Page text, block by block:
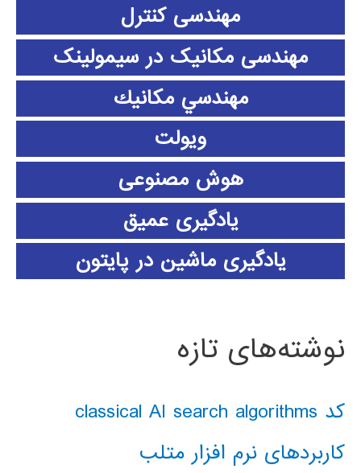
مهندسی کنترل
مهندسی مکانیک در سیمولینک
مهندسي مكانيك
ویولت
هوش مصنوعی
یادگیری عمیق
یادگیری ماشین در پایتون
نوشته‌های تازه
کد classical AI search algorithms
کاربردهای نرم افزار متلب